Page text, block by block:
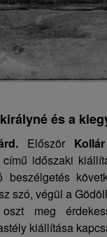
és a
Először
időszaki
szó, végül a
meg
kiállítása